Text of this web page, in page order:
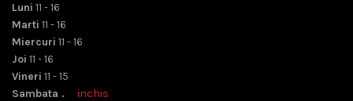
Luni 11 - 16
Marti 11 - 16
Miercuri 11 - 16
Joi 11 - 16
Vineri 11 - 15
Sambata . inchis